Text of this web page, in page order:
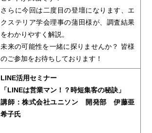
さらに今回は二度目の登壇になります、エ
クステリア学会理事の蒲田様が、調査結果
をわかりやすく解説。
未来の可能性を一緒に探りませんか？ 皆様
のご参加をお待ちしております！
LINE活用セミナー
「LINEは営業マン！？時短集客の秘訣」
講師：株式会社ユニソン 開発部 伊藤亜
希子氏